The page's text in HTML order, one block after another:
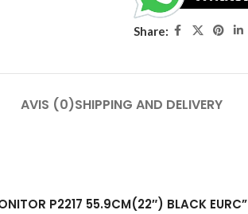
Share:
AVIS (0)SHIPPING AND DELIVERY
P2217 55.9CM(22″) BLACK EURC”